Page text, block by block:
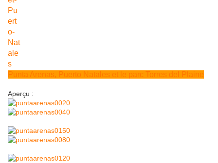
Punta Arenas, Puerto Natales et le parc Torres del Plaine
Aperçu :